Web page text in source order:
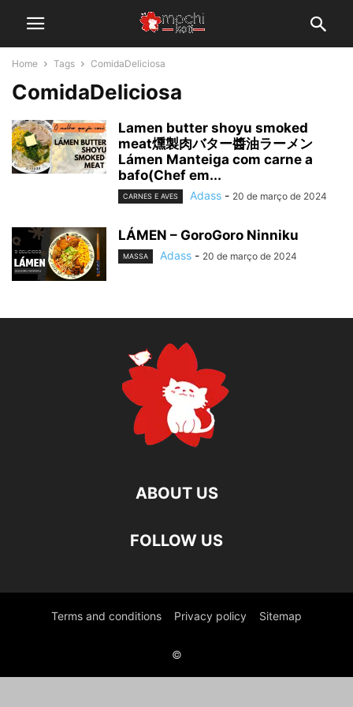
Home Tags ComidaDeliciosa
ComidaDeliciosa
Lamen butter shoyu smoked
meat燻製肉バター醬油ラーメン
Lámen Manteiga com carne a
bafo(Chef em...
CARNES E AVES Adass - 20 de março de 2024
LÁMEN – GoroGoro Ninniku
MASSA Adass - 20 de março de 2024
ABOUT US
FOLLOW US
Terms and conditions Privacy policy Sitemap
©